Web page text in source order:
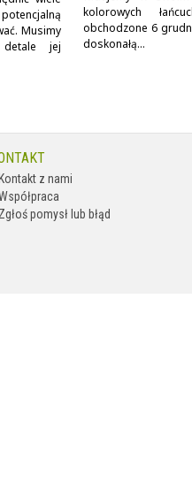
Musimy
jej
kolorowych
obchodzone 6
doskonałą...
Kontakt z nami
Zgłoś pomysł lub błąd